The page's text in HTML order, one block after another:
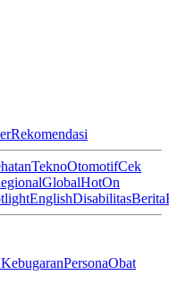
Rekomendasi
TeknoOtomotifCek
GlobalHotOn
EnglishDisabilitasBerita
PersonaObat